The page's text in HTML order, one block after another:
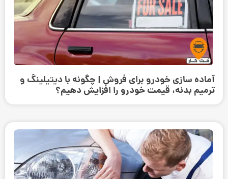
آماده سازی خودرو برای فروش | چگونه با دیتیلینگ و
ترمیم بدنه، قیمت خودرو را افزایش دهیم؟